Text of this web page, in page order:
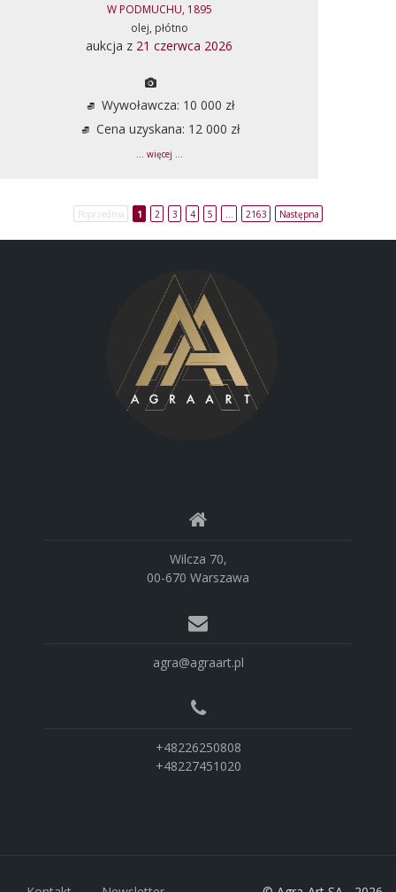
W PODMUCHU, 1895
olej, płótno
aukcja z 21 czerwca 2026
Wywoławcza: 10 000 zł
Cena uzyskana: 12 000 zł
... więcej ...
Poprzednia 1 2 3 4 5 2163 Następna
Wilcza 70,
00-670 Warszawa
agra@agraart.pl
+48226250808
+48227451020